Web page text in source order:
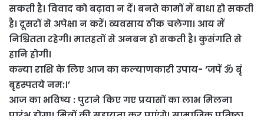
सकती है। विवाद को बढ़ावा न दें। बनते कामों में बाधा हो सकती
है। दूसरों से अपेक्षा न करें। व्यवसाय ठीक चलेगा। आय में
निश्चितता रहेगी। मातहतों से अनबन हो सकती है। कुसंगति से
हानि होगी।
कन्या राशि के लिए आज का कल्याणकारी उपाय- ‘जपें ॐ बृं
बृहस्पतये नम:।’
आज का भविष्य : पुराने किए गए प्रयासों का लाभ मिलना